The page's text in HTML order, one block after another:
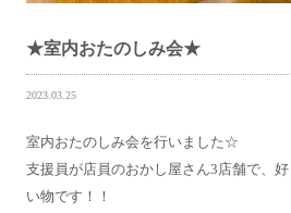
★室内おたのしみ会★
2023.03.25
室内おたのしみ会を行いました☆
支援員が店員のおかし屋さん3店舗で、
い物です！！